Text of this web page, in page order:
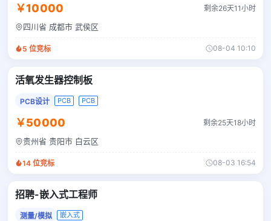
￥10000 剩余26天11小时
四川省 成都市 武侯区
5 位竞标 08-04 10:10
活氧发生器控制板
PCB设计 PCB PCB
￥50000 剩余25天18小时
贵州省 贵阳市 白云区
14 位竞标 08-03 16:54
招聘-嵌入式工程师
测量/模拟 嵌入式